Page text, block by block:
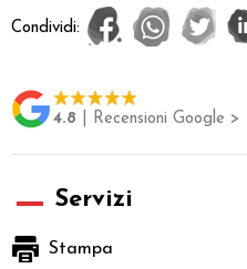
Condividi:
4.8 | Recensioni Google >
Servizi
Stampa